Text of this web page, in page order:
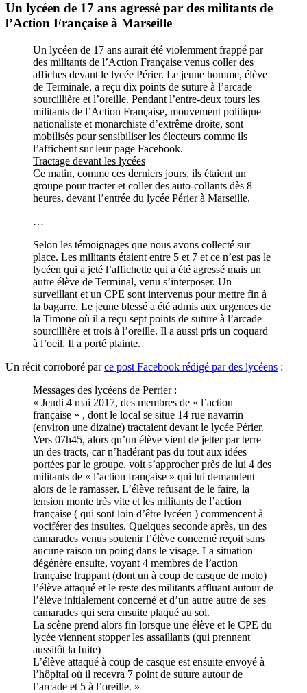
Un lycéen de 17 ans agressé par des militants de
l’Action Française à Marseille
Un lycéen de 17 ans aurait été violemment frappé par
des militants de l’Action Française venus coller des
affiches devant le lycée Périer. Le jeune homme, élève
de Terminale, a reçu dix points de suture à l’arcade
sourcillière et l’oreille. Pendant l’entre-deux tours les
militants de l’Action Française, mouvement politique
nationaliste et monarchiste d’extrême droite, sont
mobilisés pour sensibiliser les électeurs comme ils
l’affichent sur leur page Facebook.
Tractage devant les lycées
Ce matin, comme ces derniers jours, ils étaient un
groupe pour tracter et coller des auto-collants dès 8
heures, devant l’entrée du lycée Périer à Marseille.
…
Selon les témoignages que nous avons collecté sur
place. Les militants étaient entre 5 et 7 et ce n’est pas le
lycéen qui a jeté l’affichette qui a été agressé mais un
autre élève de Terminal, venu s’interposer. Un
surveillant et un CPE sont intervenus pour mettre fin à
la bagarre. Le jeune blessé a été admis aux urgences de
la Timone où il a reçu sept points de suture à l’arcade
sourcillière et trois à l’oreille. Il a aussi pris un coquard
à l’oeil. Il a porté plainte.
Un récit corroboré parce post Facebook rédigé par des lycéens :
Messages des lycéens de Perrier :
« Jeudi 4 mai 2017, des membres de « l’action
française » , dont le local se situe 14 rue navarrin
(environ une dizaine) tractaient devant le lycée Périer.
Vers 07h45, alors qu’un élève vient de jetter par terre
un des tracts, car n’hadérant pas du tout aux idées
portées par le groupe, voit s’approcher près de lui 4 des
militants de « l’action française » qui lui demandent
alors de le ramasser. L’élève refusant de le faire, la
tension monte très vite et les militants de l’action
française ( qui sont loin d’être lycéen ) commencent à
vociférer des insultes. Quelques seconde après, un des
camarades venus soutenir l’élève concerné reçoit sans
aucune raison un poing dans le visage. La situation
dégénère ensuite, voyant 4 membres de l’action
française frappant (dont un à coup de casque de moto)
l’élève attaqué et le reste des militants affluant autour de
l’élève initialement concerné et d’un autre autre de ses
camarades qui sera ensuite plaqué au sol.
La scène prend alors fin lorsque une élève et le CPE du
lycée viennent stopper les assaillants (qui prennent
aussitôt la fuite)
L’élève attaqué à coup de casque est ensuite envoyé à
l’hôpital où il recevra 7 point de suture autour de
l’arcade et 5 à l’oreille. »